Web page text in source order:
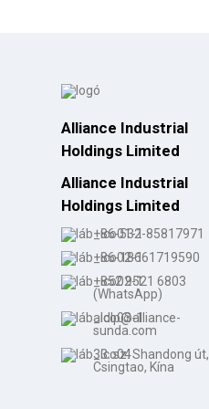
Alliance Industrial
Holdings Limited
Alliance Industrial
Holdings Limited
+86-532-85817971
+86-18661719590
+852 9521 6803
(WhatsApp)
aldlp@alliance-
sunda.com
33. sz. Shandong út,
Csingtao, Kína